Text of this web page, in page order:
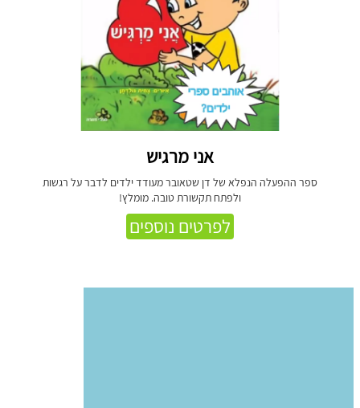
אני מרגיש
ספר ההפעלה הנפלא של דן שטאובר מעודד ילדים לדבר על רגשות
ולפתח תקשורת טובה. מומלץ!
לפרטים נוספים